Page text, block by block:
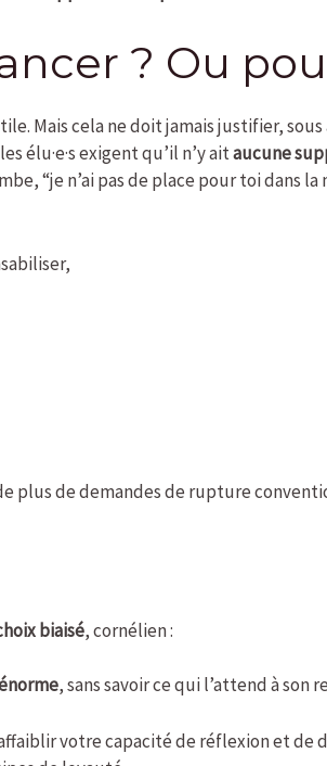
? Ou
Mais cela ne doit jamais justifier,
élu·e·s exigent qu’il n’y aitaucune
“je n’ai pas de place pour toi dans
plus de demandes de rupture
biaisé, cornélien :
, sans savoir ce qui l’attend à son
votre capacité de réflexion et de